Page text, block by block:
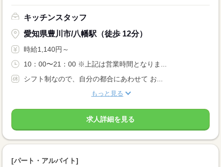
キッチンスタッフ
愛知県豊川市/八幡駅（徒歩 12分）
時給1,140円～
10：00〜21：00 ※上記は営業時間となりま...
シフト制なので、自分の都合にあわせて お...
もっと見る
求人詳細を見る
[パート・アルバイト]